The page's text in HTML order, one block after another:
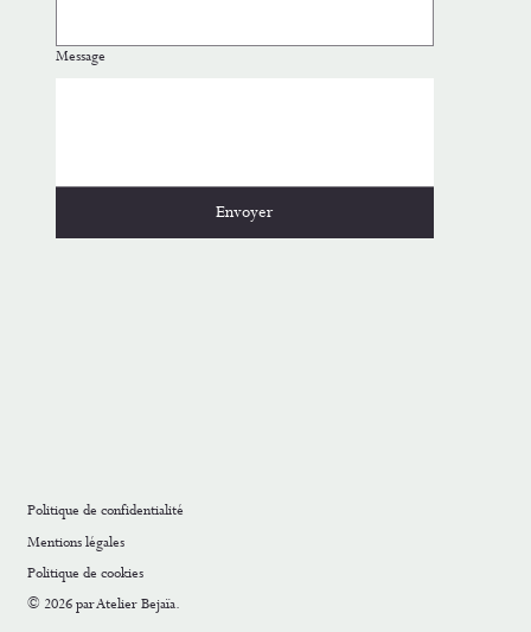
Message
Envoyer
© 2026 par Atelier Bejaïa.
Politique de cookies
Mentions légales
Politique de confidentialité